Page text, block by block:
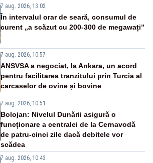
7 aug. 2026, 13:02
În intervalul orar de seară, consumul de
curent „a scăzut cu 200-300 de megawați”
7 aug. 2026, 10:57
ANSVSA a negociat, la Ankara, un acord
pentru facilitarea tranzitului prin Turcia al
carcaselor de ovine și bovine
7 aug. 2026, 10:51
Bolojan: Nivelul Dunării asigură o
funcționare a centralei de la Cernavodă
de patru-cinci zile dacă debitele vor
scădea
7 aug. 2026, 10:43